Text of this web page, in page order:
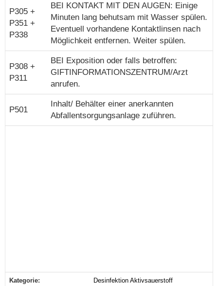
P305 +
P351 +
P338
BEI KONTAKT MIT DEN AUGEN: Einige
Minuten lang behutsam mit Wasser spülen.
Eventuell vorhandene Kontaktlinsen nach
Möglichkeit entfernen. Weiter spülen.
P308 +
P311
BEI Exposition oder falls betroffen:
GIFTINFORMATIONSZENTRUM/Arzt
anrufen.
P501
Inhalt/ Behälter einer anerkannten
Abfallentsorgungsanlage zuführen.
Produkteigenschaft
Wert
Kategorie: Desinfektion Aktivsauerstoff